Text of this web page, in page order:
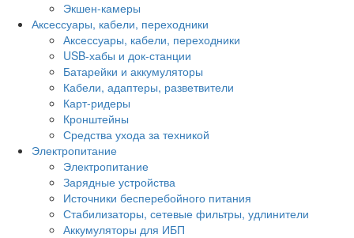
Экшен-камеры
Аксессуары, кабели, переходники
Аксессуары, кабели, переходники
USB-хабы и док-станции
Батарейки и аккумуляторы
Кабели, адаптеры, разветвители
Карт-ридеры
Кронштейны
Средства ухода за техникой
Электропитание
Электропитание
Зарядные устройства
Источники бесперебойного питания
Стабилизаторы, сетевые фильтры, удлинители
Аккумуляторы для ИБП